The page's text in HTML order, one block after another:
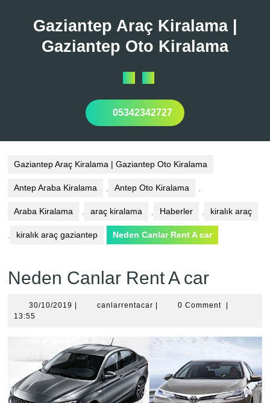
Gaziantep Araç Kiralama |
Gaziantep Oto Kiralama
Open
Button
05342342727
Gaziantep Araç Kiralama | Gaziantep Oto Kiralama
Antep Araba Kiralama , Antep Oto Kiralama ,
Araba Kiralama , araç kiralama , Haberler , kiralık araç
, kiralık araç gaziantep Neden Canlar Rent A car
Neden Canlar Rent A car
30/10/2019 30/10/2019canlarrentacar canlarrentacar
0 Comment
13:55